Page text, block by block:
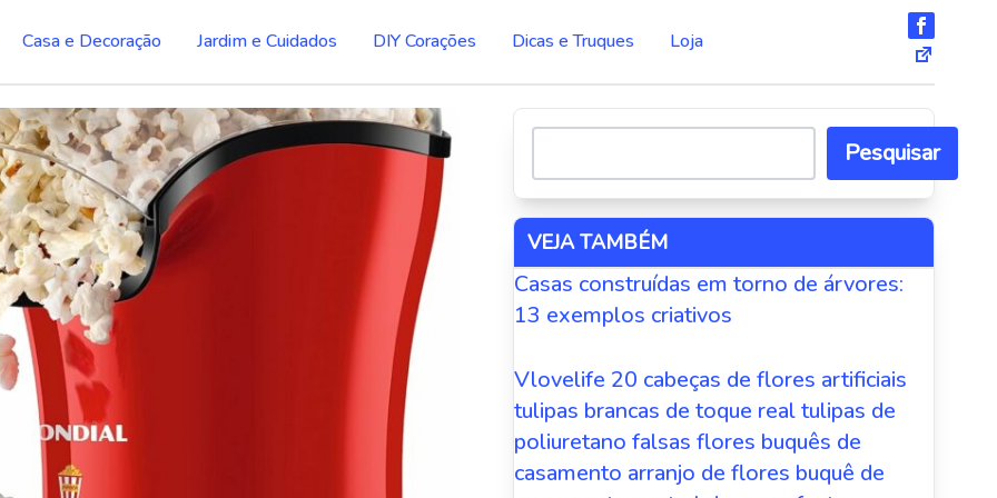
Casa e Decoração Jardim e Cuidados DIY Corações Dicas e Truques Loja
Pesquisar
VEJA TAMBÉM
Casas construídas em torno de árvores:
13 exemplos criativos
Vlovelife 20 cabeças de flores artificiais
tulipas brancas de toque real tulipas de
poliuretano falsas flores buquês de
casamento arranjo de flores buquê de